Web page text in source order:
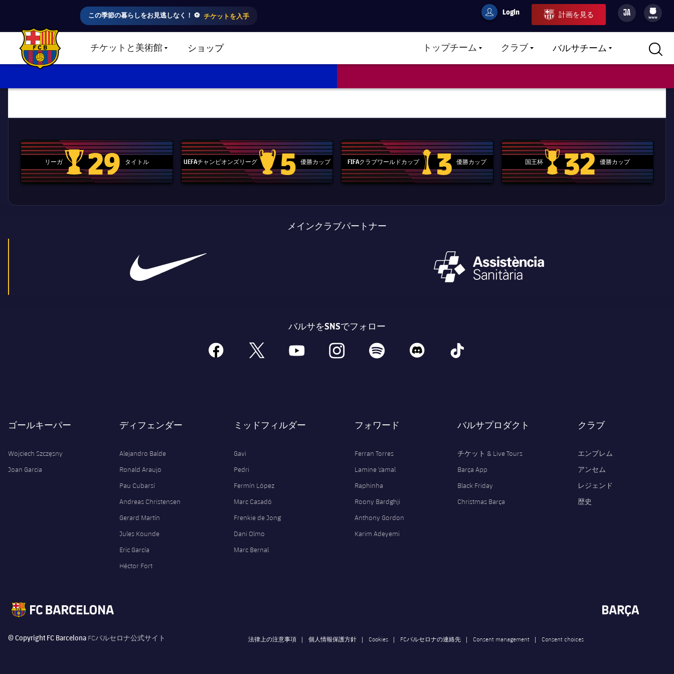
この季節の暮らしをお見逃しなく！ ⚽️ チケットを入手 userCulers
Login 計画を見る JA
filled-badge
www
FC Barcelona club badge チケットと美術館LABEL.SHARE.CARETDOWNショップ トップチームLABEL.ARIA.CARETDOWN
クラブLABEL.ARIA.CARETDOWN
バルサチームLABEL.ARIA.CARETDOWN
リーガ
La Liga trophy
29 タイトル UEFAチャンピオンズリーグ
Champions League trophy
5 優勝カップ FIFAクラブワールドカップ
label.aria.clubworldcup
3 優勝カップ 国王杯
国王杯
32 優勝カップ
メインクラブパートナー
バルサをSNSでフォロー
facebook x youtube instagram spotify discord tiktok
ゴールキーパー
Wojciech Szczęsny
Joan Garcia
ディフェンダー
Alejandro Balde
Ronald Araujo
Pau Cubarsí
Andreas Christensen
Gerard Martín
Jules Kounde
Eric García
Héctor Fort
ミッドフィルダー
Gavi
Pedri
Fermín López
Marc Casadó
Frenkie de Jong
Dani Olmo
Marc Bernal
フォワード
Ferran Torres
Lamine Yamal
Raphinha
Roony Bardghji
Anthony Gordon
Karim Adeyemi
バルサプロダクト
チケット & Live Tours
Barça App
Black Friday
Christmas Barça
クラブ
エンブレム
アンセム
レジェンド
歴史
© Copyright FC Barcelona FCバルセロナ公式サイト 法律上の注意事項 個人情報保護方針 Cookies FCバルセロナの連絡先 Consent management Consent choices